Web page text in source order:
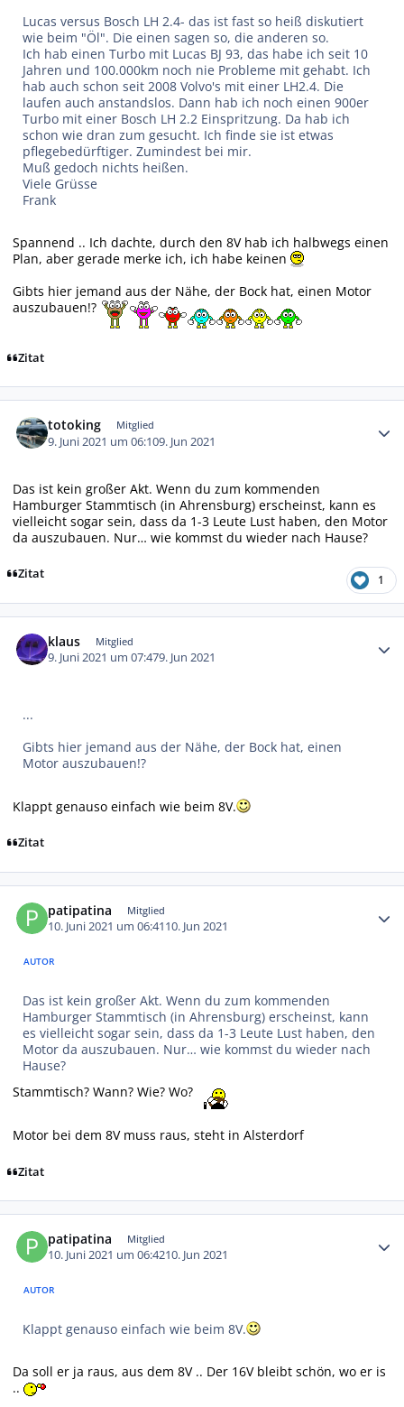
Lucas versus Bosch LH 2.4- das ist fast so heiß diskutiert
wie beim "Öl". Die einen sagen so, die anderen so.
Ich hab einen Turbo mit Lucas BJ 93, das habe ich seit 10
Jahren und 100.000km noch nie Probleme mit gehabt. Ich
hab auch schon seit 2008 Volvo's mit einer LH2.4. Die
laufen auch anstandslos. Dann hab ich noch einen 900er
Turbo mit einer Bosch LH 2.2 Einspritzung. Da hab ich
schon wie dran zum gesucht. Ich finde sie ist etwas
pflegebedürftiger. Zumindest bei mir.
Muß gedoch nichts heißen.
Viele Grüsse
Frank
Spannend .. Ich dachte, durch den 8V hab ich halbwegs einen
Plan, aber gerade merke ich, ich habe keinen
Gibts hier jemand aus der Nähe, der Bock hat, einen Motor
auszubauen!?
Zitat
totoking Mitglied
9. Juni 2021 um 06:109. Jun 2021
Das ist kein großer Akt. Wenn du zum kommenden
Hamburger Stammtisch (in Ahrensburg) erscheinst, kann es
vielleicht sogar sein, dass da 1-3 Leute Lust haben, den Motor
da auszubauen. Nur… wie kommst du wieder nach Hause?
Zitat 1
klaus Mitglied
9. Juni 2021 um 07:479. Jun 2021
...
Gibts hier jemand aus der Nähe, der Bock hat, einen
Motor auszubauen!?
Klappt genauso einfach wie beim 8V.
Zitat
patipatina Mitglied
10. Juni 2021 um 06:4110. Jun 2021
AUTOR
Das ist kein großer Akt. Wenn du zum kommenden
Hamburger Stammtisch (in Ahrensburg) erscheinst, kann
es vielleicht sogar sein, dass da 1-3 Leute Lust haben, den
Motor da auszubauen. Nur… wie kommst du wieder nach
Hause?
Stammtisch? Wann? Wie? Wo?
Motor bei dem 8V muss raus, steht in Alsterdorf
Zitat
patipatina Mitglied
10. Juni 2021 um 06:4210. Jun 2021
AUTOR
Klappt genauso einfach wie beim 8V.
Da soll er ja raus, aus dem 8V .. Der 16V bleibt schön, wo er is
..